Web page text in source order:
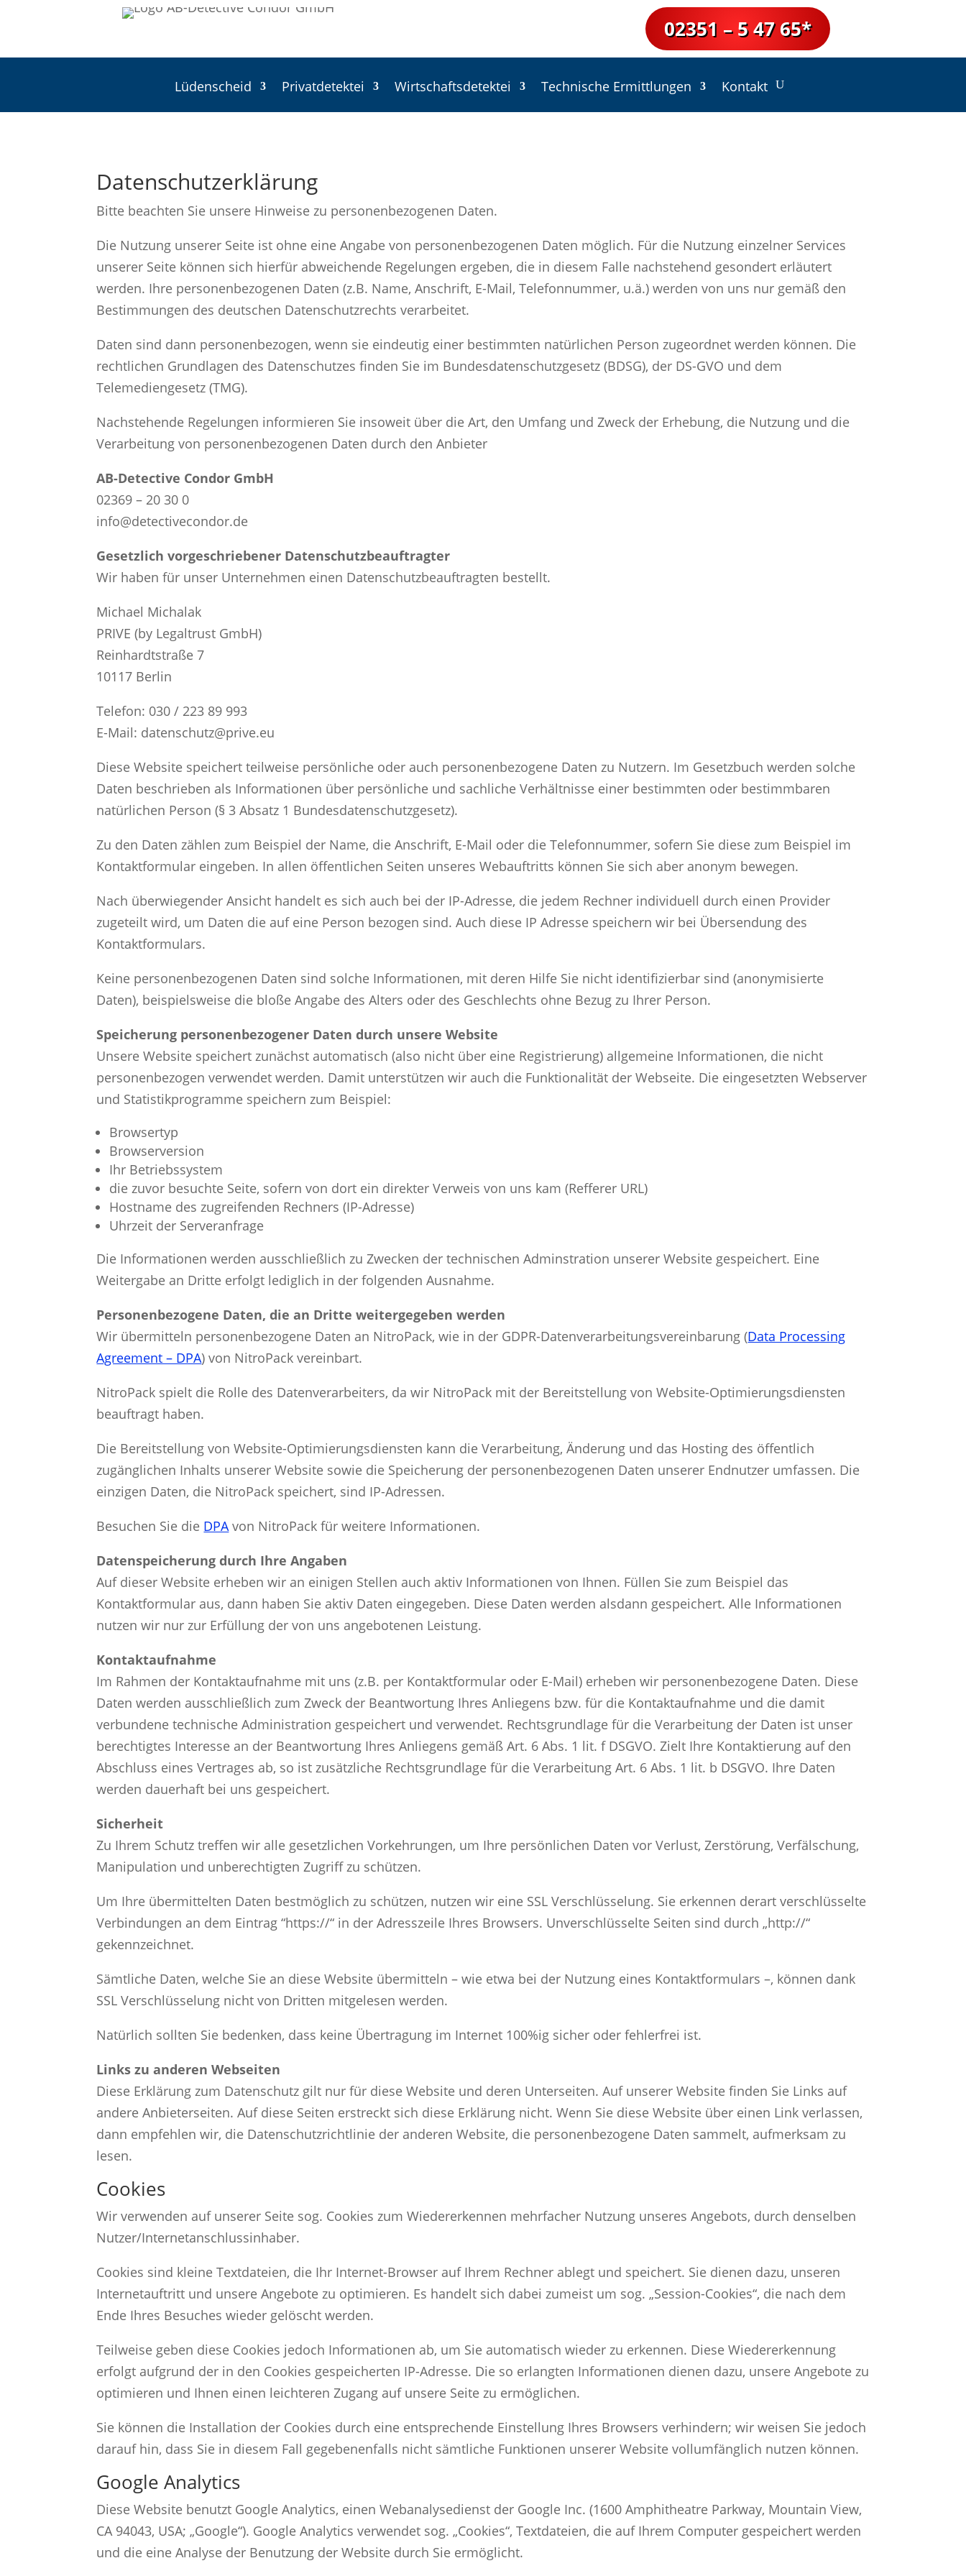
02351 – 5 47 65*
Lüdenscheid Privatdetektei Wirtschaftsdetektei Technische Ermittlungen Kontakt
Datenschutz­erklärung­
Bitte beachten Sie unsere Hinweise zu personenbezogenen Daten.
Die Nutzung unserer Seite ist ohne eine Angabe von personenbezogenen Daten möglich. Für die Nutzung einzelner Services
unserer Seite können sich hierfür abweichende Regelungen ergeben, die in diesem Falle nachstehend gesondert erläutert
werden. Ihre personenbezogenen Daten (z.B. Name, Anschrift, E-Mail, Telefonnummer, u.ä.) werden von uns nur gemäß den
Bestimmungen des deutschen Datenschutzrechts verarbeitet.
Daten sind dann personenbezogen, wenn sie eindeutig einer bestimmten natürlichen Person zugeordnet werden können. Die
rechtlichen Grundlagen des Datenschutzes finden Sie im Bundesdatenschutzgesetz (BDSG), der DS-GVO und dem
Telemediengesetz (TMG).
Nachstehende Regelungen informieren Sie insoweit über die Art, den Umfang und Zweck der Erhebung, die Nutzung und die
Verarbeitung von personenbezogenen Daten durch den Anbieter
AB-Detective Condor GmbH
02369 – 20 30 0
info@detectivecondor.de
Gesetzlich vorgeschriebener Datenschutzbeauftragter
Wir haben für unser Unternehmen einen Datenschutzbeauftragten bestellt.
Michael Michalak
PRIVE (by Legaltrust GmbH)
Reinhardtstraße 7
10117 Berlin
Telefon: 030 / 223 89 993
E-Mail: datenschutz@prive.eu
Diese Website speichert teilweise persönliche oder auch personenbezogene Daten zu Nutzern. Im Gesetzbuch werden solche
Daten beschrieben als Informationen über persönliche und sachliche Verhältnisse einer bestimmten oder bestimmbaren
natürlichen Person (§ 3 Absatz 1 Bundesdatenschutzgesetz).
Zu den Daten zählen zum Beispiel der Name, die Anschrift, E-Mail oder die Telefonnummer, sofern Sie diese zum Beispiel im
Kontaktformular eingeben. In allen öffentlichen Seiten unseres Webauftritts können Sie sich aber anonym bewegen.
Nach überwiegender Ansicht handelt es sich auch bei der IP-Adresse, die jedem Rechner individuell durch einen Provider
zugeteilt wird, um Daten die auf eine Person bezogen sind. Auch diese IP Adresse speichern wir bei Übersendung des
Kontaktformulars.
Keine personenbezogenen Daten sind solche Informationen, mit deren Hilfe Sie nicht identifizierbar sind (anonymisierte
Daten), beispielsweise die bloße Angabe des Alters oder des Geschlechts ohne Bezug zu Ihrer Person.
Speicherung personenbezogener Daten durch unsere Website
Unsere Website speichert zunächst automatisch (also nicht über eine Registrierung) allgemeine Informationen, die nicht
personenbezogen verwendet werden. Damit unterstützen wir auch die Funktionalität der Webseite. Die eingesetzten Webserver
und Statistikprogramme speichern zum Beispiel:
Browsertyp
Browserversion
Ihr Betriebssystem
die zuvor besuchte Seite, sofern von dort ein direkter Verweis von uns kam (Refferer URL)
Hostname des zugreifenden Rechners (IP-Adresse)
Uhrzeit der Serveranfrage
Die Informationen werden ausschließlich zu Zwecken der technischen Adminstration unserer Website gespeichert. Eine
Weitergabe an Dritte erfolgt lediglich in der folgenden Ausnahme.
Personenbezogene Daten, die an Dritte weitergegeben werden
Wir übermitteln personenbezogene Daten an NitroPack, wie in der GDPR-Datenverarbeitungsvereinbarung (Data Processing
Agreement – DPA) von NitroPack vereinbart.
NitroPack spielt die Rolle des Datenverarbeiters, da wir NitroPack mit der Bereitstellung von Website-Optimierungsdiensten
beauftragt haben.
Die Bereitstellung von Website-Optimierungsdiensten kann die Verarbeitung, Änderung und das Hosting des öffentlich
zugänglichen Inhalts unserer Website sowie die Speicherung der personenbezogenen Daten unserer Endnutzer umfassen. Die
einzigen Daten, die NitroPack speichert, sind IP-Adressen.
Besuchen Sie die DPAvon NitroPack für weitere Informationen.
Datenspeicherung durch Ihre Angaben
Auf dieser Website erheben wir an einigen Stellen auch aktiv Informationen von Ihnen. Füllen Sie zum Beispiel das
Kontaktformular aus, dann haben Sie aktiv Daten eingegeben. Diese Daten werden alsdann gespeichert. Alle Informationen
nutzen wir nur zur Erfüllung der von uns angebotenen Leistung.
Kontaktaufnahme
Im Rahmen der Kontaktaufnahme mit uns (z.B. per Kontaktformular oder E-Mail) erheben wir personenbezogene Daten. Diese
Daten werden ausschließlich zum Zweck der Beantwortung Ihres Anliegens bzw. für die Kontaktaufnahme und die damit
verbundene technische Administration gespeichert und verwendet. Rechtsgrundlage für die Verarbeitung der Daten ist unser
berechtigtes Interesse an der Beantwortung Ihres Anliegens gemäß Art. 6 Abs. 1 lit. f DSGVO. Zielt Ihre Kontaktierung auf den
Abschluss eines Vertrages ab, so ist zusätzliche Rechtsgrundlage für die Verarbeitung Art. 6 Abs. 1 lit. b DSGVO. Ihre Daten
werden dauerhaft bei uns gespeichert.
Sicherheit
Zu Ihrem Schutz treffen wir alle gesetzlichen Vorkehrungen, um Ihre persönlichen Daten vor Verlust, Zerstörung, Verfälschung,
Manipulation und unberechtigten Zugriff zu schützen.
Um Ihre übermittelten Daten bestmöglich zu schützen, nutzen wir eine SSL Verschlüsselung. Sie erkennen derart verschlüsselte
Verbindungen an dem Eintrag “https://“ in der Adresszeile Ihres Browsers. Unverschlüsselte Seiten sind durch „http://“
gekennzeichnet.
Sämtliche Daten, welche Sie an diese Website übermitteln – wie etwa bei der Nutzung eines Kontaktformulars –, können dank
SSL Verschlüsselung nicht von Dritten mitgelesen werden.
Natürlich sollten Sie bedenken, dass keine Übertragung im Internet 100%ig sicher oder fehlerfrei ist.
Links zu anderen Webseiten
Diese Erklärung zum Datenschutz gilt nur für diese Website und deren Unterseiten. Auf unserer Website finden Sie Links auf
andere Anbieterseiten. Auf diese Seiten erstreckt sich diese Erklärung nicht. Wenn Sie diese Website über einen Link verlassen,
dann empfehlen wir, die Datenschutzrichtlinie der anderen Website, die personenbezogene Daten sammelt, aufmerksam zu
lesen.
Cookies
Wir verwenden auf unserer Seite sog. Cookies zum Wiedererkennen mehrfacher Nutzung unseres Angebots, durch denselben
Nutzer/Internetanschlussinhaber.
Cookies sind kleine Textdateien, die Ihr Internet-Browser auf Ihrem Rechner ablegt und speichert. Sie dienen dazu, unseren
Internetauftritt und unsere Angebote zu optimieren. Es handelt sich dabei zumeist um sog. „Session-Cookies“, die nach dem
Ende Ihres Besuches wieder gelöscht werden.
Teilweise geben diese Cookies jedoch Informationen ab, um Sie automatisch wieder zu erkennen. Diese Wiedererkennung
erfolgt aufgrund der in den Cookies gespeicherten IP-Adresse. Die so erlangten Informationen dienen dazu, unsere Angebote zu
optimieren und Ihnen einen leichteren Zugang auf unsere Seite zu ermöglichen.
Sie können die Installation der Cookies durch eine entsprechende Einstellung Ihres Browsers verhindern; wir weisen Sie jedoch
darauf hin, dass Sie in diesem Fall gegebenenfalls nicht sämtliche Funktionen unserer Website vollumfänglich nutzen können.
Google Analytics
Diese Website benutzt Google Analytics, einen Webanalysedienst der Google Inc. (1600 Amphitheatre Parkway, Mountain View,
CA 94043, USA; „Google“). Google Analytics verwendet sog. „Cookies“, Textdateien, die auf Ihrem Computer gespeichert werden
und die eine Analyse der Benutzung der Website durch Sie ermöglicht.